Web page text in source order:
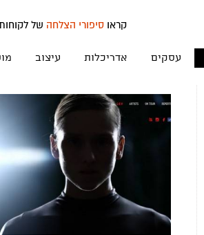
קראו סיפורי הצלחה של
עסקים אדריכלות עיצוב